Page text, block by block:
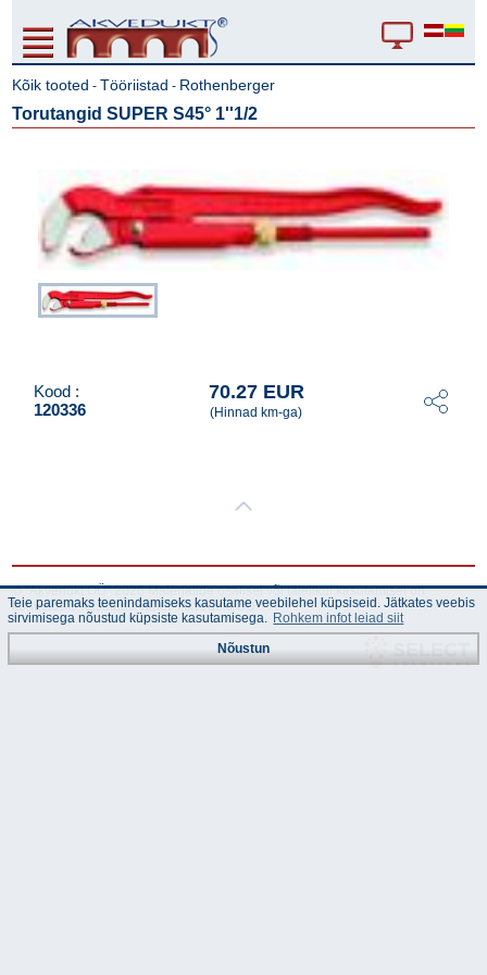
Kõik tooted - Tööriistad - Rothenberger
Torutangid SUPER S45° 1''1/2
Kood :
120336
70.27 EUR
(Hinnad km-ga)
© "Akvedukt OÜ" 2026 Materjalide osalisel või täielikul kasutamisel on
kohustuslik kasutada viidet "Akvedukt OÜ"
Teie paremaks teenindamiseks kasutame veebilehel küpsiseid. Jätkates veebis
sirvimisega nõustud küpsiste kasutamisega. Rohkem infot leiad siit
Nõustun